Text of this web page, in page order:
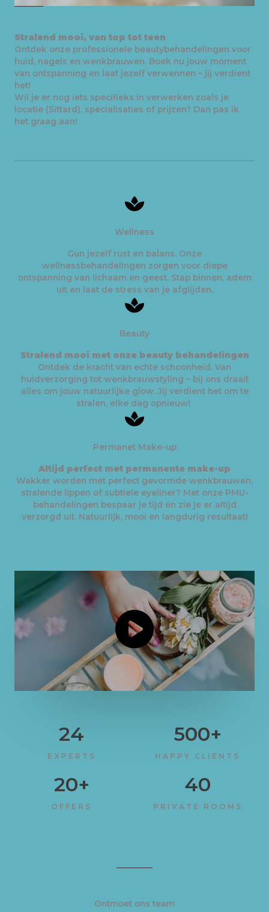
Stralend mooi, van top tot teen
Ontdek onze professionele beautybehandelingen voor
huid, nagels en wenkbrauwen. Boek nu jouw moment
van ontspanning en laat jezelf verwennen – jij verdient
het!
Wil je er nog iets specifieks in verwerken zoals je
locatie (Sittard), specialisaties of prijzen? Dan pas ik
het graag aan!
Wellness
Gun jezelf rust en balans. Onze
wellnessbehandelingen zorgen voor diepe
ontspanning van lichaam en geest. Stap binnen, adem
uit en laat de stress van je afglijden.
Beauty
Stralend mooi met onze beauty behandelingen
Ontdek de kracht van echte schoonheid. Van
huidverzorging tot wenkbrauwstyling – bij ons draait
alles om jouw natuurlijke glow. Jij verdient het om te
stralen, elke dag opnieuw!
Permanet Make-up
Altijd perfect met permanente make-up
Wakker worden met perfect gevormde wenkbrauwen,
stralende lippen of subtiele eyeliner? Met onze PMU-
behandelingen bespaar je tijd én zie je er altijd
verzorgd uit. Natuurlijk, mooi en langdurig resultaat!
24
EXPERTS
500+
HAPPY CLIENTS
20+
OFFERS
40
PRIVATE ROOMS
Ontmoet ons team